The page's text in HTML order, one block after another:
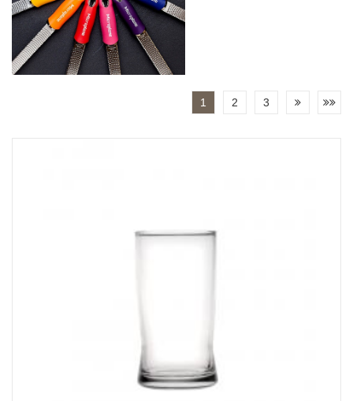
1 2 3